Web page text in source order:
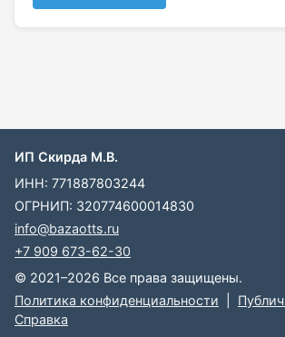
ИП Скирда М.В.
ИНН: 771887803244
ОГРНИП: 320774600014830
info@bazaotts.ru
+7 909 673-62-30
© 2021–2026 Все права защищены.
Политика конфиденциальности
Справка